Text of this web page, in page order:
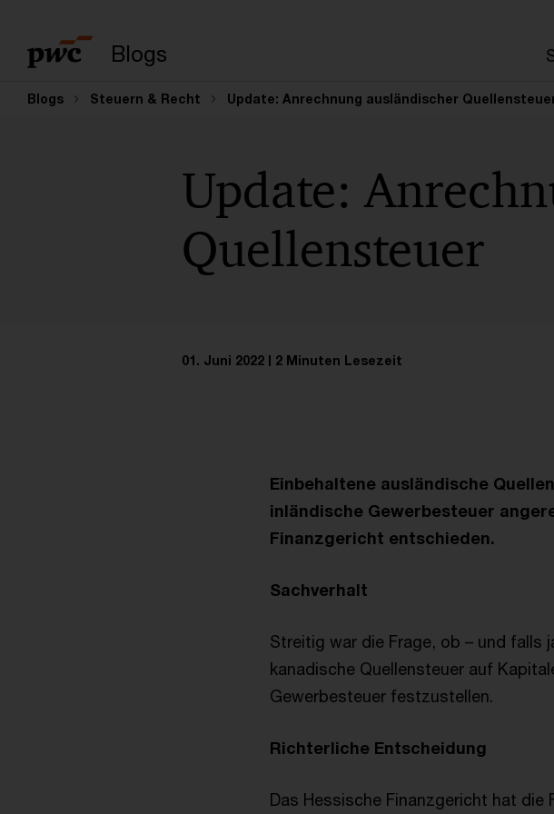
Blogs
Blogs Steuern & Recht Update: Anrechnung ausländischer
Update:
Quellensteuer
01. Juni 2022 2 Minuten Lesezeit
Einbehaltene ausländische
inländische Gewerbesteuer
Finanzgericht entschieden.
Sachverhalt
Streitig war die Frage, ob – und
kanadische Quellensteuer auf
Gewerbesteuer festzustellen.
Richterliche Entscheidung
Das Hessische Finanzgericht hat